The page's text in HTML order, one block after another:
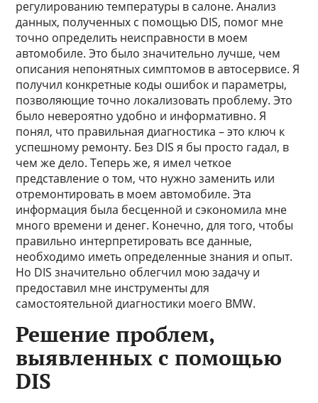
регулированию температуры в салоне. Анализ
данных, полученных с помощью DIS, помог мне
точно определить неисправности в моем
автомобиле. Это было значительно лучше, чем
описания непонятных симптомов в автосервисе. Я
получил конкретные коды ошибок и параметры,
позволяющие точно локализовать проблему. Это
было невероятно удобно и информативно. Я
понял, что правильная диагностика – это ключ к
успешному ремонту. Без DIS я бы просто гадал, в
чем же дело. Теперь же, я имел четкое
представление о том, что нужно заменить или
отремонтировать в моем автомобиле. Эта
информация была бесценной и сэкономила мне
много времени и денег. Конечно, для того, чтобы
правильно интерпретировать все данные,
необходимо иметь определенные знания и опыт.
Но DIS значительно облегчил мою задачу и
предоставил мне инструменты для
самостоятельной диагностики моего BMW.
Решение проблем,
выявленных с помощью
DIS